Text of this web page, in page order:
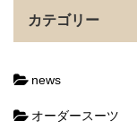
カテゴリー
news
オーダースーツ